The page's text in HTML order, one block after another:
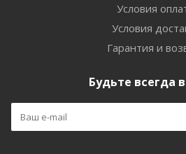
Условия
Условия
Гарантия и
Будьте всегда